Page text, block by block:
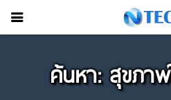
ค้นหา: สุขภา